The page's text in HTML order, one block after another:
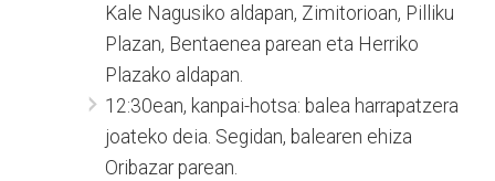
Kale Nagusiko aldapan, Zimitorioan, Pilliku
Plazan, Bentaenea parean eta Herriko
Plazako aldapan.
12:30ean, kanpai-hotsa: balea harrapatzera
joateko deia. Segidan, balearen ehiza
Oribazar parean.